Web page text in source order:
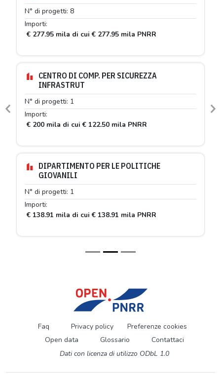
N° di progetti: 8
Importi:
€ 277.95 mila di cui € 277.95 mila PNRR
CENTRO DI COMP. PER SICUREZZA
INFRASTRUT
N° di progetti: 1
Importi:
€ 200 mila di cui € 122.50 mila PNRR
DIPARTIMENTO PER LE POLITICHE
GIOVANILI
N° di progetti: 1
Importi:
€ 138.91 mila di cui € 138.91 mila PNRR
Previous
Faq Privacy policy
Preferenze cookies
Open data
Glossario
Contattaci
Dati con licenza di utilizzo ODbL 1.0